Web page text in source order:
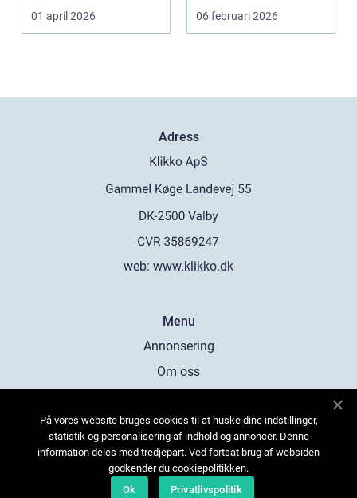
inte mer på det....
01 april 2026
byta gummi mo...
06 februari 2026
Adress
web: www.klikko.dk
Menu
Annonsering
Om oss
Kontakta oss
Sitemap
På vores website bruges cookies til at huske dine indstillinger,
statistik og personalisering af indhold og annoncer. Denne
information deles med tredjepart. Ved fortsat brug af websiden
godkender du cookiepolitikken.
Ok
Privatlivspolitik